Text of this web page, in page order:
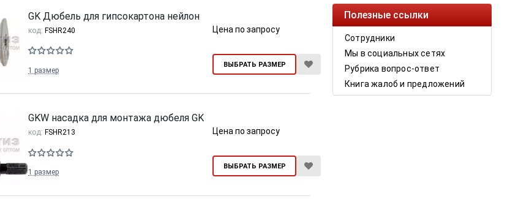
Cкрытый крепеж
Крепление террас и фасадов
У нас появился
крепеж для деревянных террас
и фасадов
Полезные ссылки
Сотрудники
Мы в социальных сетях
Рубрика вопрос-ответ
Книга жалоб и предложений
GK Дюбель для гипсокартона нейлон
код: FSHR240
1 размер
ВЫБРАТЬ РАЗМЕР
Цена по запросу
GKW насадка для монтажа дюбеля GK
код: FSHR213
1 размер
ВЫБРАТЬ РАЗМЕР
Цена по запросу